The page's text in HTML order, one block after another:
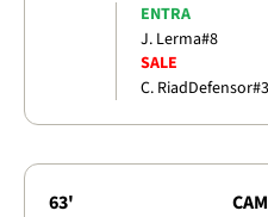
ENTRA
J. Lerma#8
SALE
C. RiadDefensor
63'